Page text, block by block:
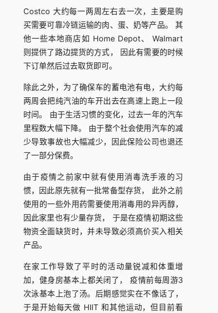
Costco 大约每一两周左右去一次，主要是购
买需要可靠冷链运输的肉、蛋、奶等产品。 其
他一些本地商店如 Home Depot、 Walmart
则提供了路边提货的方式， 因此有需要的时候
下订单然后过去取货即可。
除此之外，为了确保车的蓄电池有电，大约每
两周会把纯汽油的车开出去在高速上跑上一段
时间。 由于生活习惯的变化，过去一年的汽车
里程数大幅下降。 由于整个社会使用汽车的减
少导致事故也大幅减少，因此保险公司也退还
了一部分保费。
由于疫情之前家中就有使用消毒洗手液的习
惯，因此原先就有一批常备型存货， 此外之前
使用的一些外用药需要使用消毒用的异丙醇，
因此家里也有少量存货， 于是在疫情初期这些
物资全面缺货时，并未导致必须高价买入相关
产品。
在家工作导致了平时的活动量锐减和体重增
加，健身房基本上都关闭了， 疫情前每周游3
次泳基本上泡了汤。后期感觉实在不像话了，
于是开始每天做 HIIT 和其他运动，但目前看